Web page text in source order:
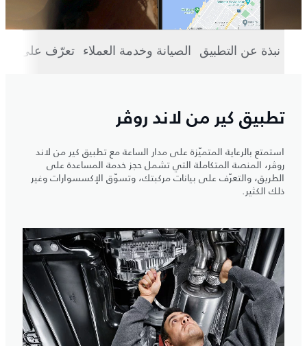
نبذة عن التطبيق الصيانة وخدمة العملاء تعرّف على
تطبيق كير من لاند روڤر
استمتع بالرعاية المتميّزة على مدار الساعة مع تطبيق كير من لاند
روڤر، المنصة المتكاملة التي تشمل حجز خدمة المساعدة على
الطريق، والتعرّف على بيانات مركبتك، وتسوّق الإكسسوارات وغير
ذلك الكثير.